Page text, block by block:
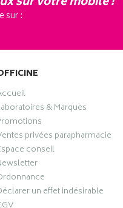
sur :
& Marques
privées parapharmacie
conseil
un effet indésirable